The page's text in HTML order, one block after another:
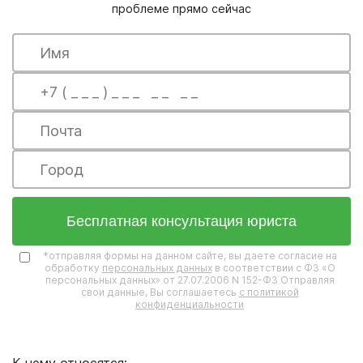
проблеме прямо сейчас
Бесплатная консультация юриста
*отправляя формы на данном сайте, вы даете согласие на
обработку персональных данныхв соответствии с ФЗ «О
персональных данных» от 27.07.2006 N 152-ФЗ Отправляя
свои данные, Вы соглашаетесь с политикой
конфиденциальности